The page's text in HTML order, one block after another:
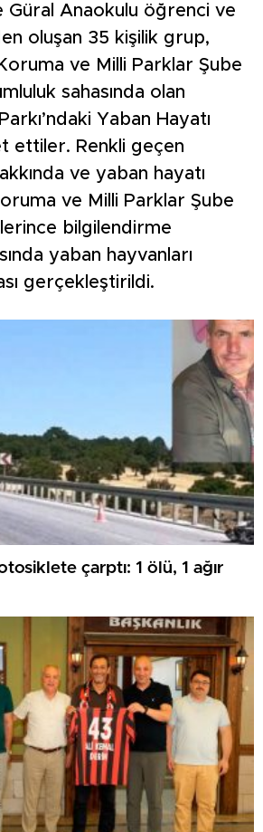
Güral Anaokulu öğrenci ve
oluşan 35 kişilik grup,
ve Milli Parklar Şube
sahasında olan
Yaban Hayatı
ettiler. Renkli geçen
ve yaban hayatı
ve Milli Parklar Şube
bilgilendirme
yaban hayvanları
gerçekleştirildi.
çarptı: 1 ölü, 1 ağır